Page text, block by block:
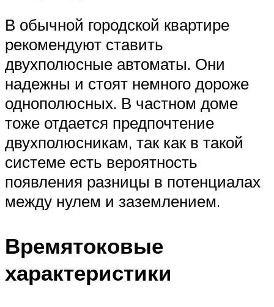
В обычной городской квартире
рекомендуют ставить
двухполюсные автоматы. Они
надежны и стоят немного дороже
однополюсных. В частном доме
тоже отдается предпочтение
двухполюсникам, так как в такой
системе есть вероятность
появления разницы в потенциалах
между нулем и заземлением.
Времятоковые
характеристики